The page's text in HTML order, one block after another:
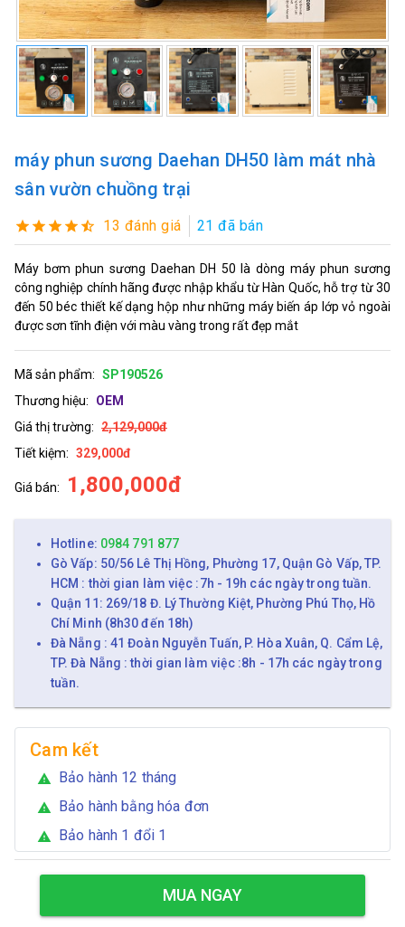
máy phun sương Daehan DH50 làm mát nhà
sân vườn chuồng trại
13 đánh giá 21 đã bán
Máy bơm phun sương Daehan DH 50 là dòng máy phun sương
công nghiệp chính hãng được nhập khẩu từ Hàn Quốc, hỗ trợ từ 30
đến 50 béc thiết kế dạng hộp như những máy biến áp lớp vỏ ngoài
được sơn tĩnh điện với màu vàng trong rất đẹp mắt
Mã sản phẩm: SP190526
Thương hiệu:
OEM
Giá thị trường: 2,129,000đ
Tiết kiệm: 329,000đ
Giá bán: 1,800,000đ
Hotline: 0984 791 877
Gò Vấp: 50/56 Lê Thị Hồng, Phường 17, Quận Gò Vấp, TP.
HCM : thời gian làm việc :7h - 19h các ngày trong tuần.
Quận 11: 269/18 Đ. Lý Thường Kiệt, Phường Phú Thọ, Hồ
Chí Minh (8h30 đến 18h)
Đà Nẵng : 41 Đoàn Nguyễn Tuấn, P. Hòa Xuân, Q. Cẩm Lệ,
TP. Đà Nẵng : thời gian làm việc :8h - 17h các ngày trong
tuần.
Cam kết
warning Bảo hành 12 tháng
warning Bảo hành bằng hóa đơn
warning Bảo hành 1 đổi 1
MUA NGAY